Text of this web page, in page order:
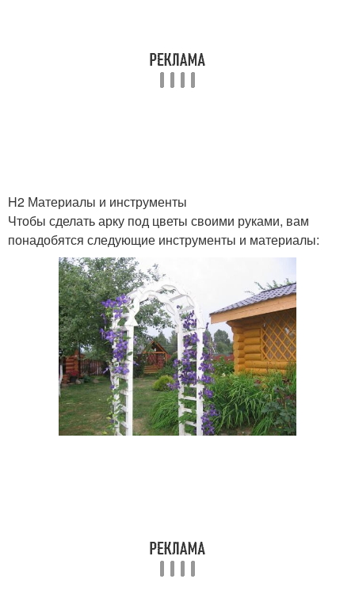
Арка на свадьбу
шаров
Арка с цветами Цветочная арка
H2 Материалы и инструменты
Чтобы сделать арку под цветы своими руками, вам
понадобятся следующие инструменты и материалы: